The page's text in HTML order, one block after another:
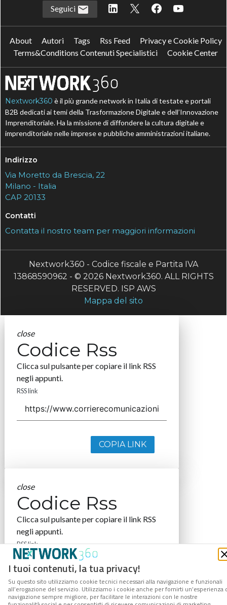
I tuoi contenuti, la tua privacy!
Su questo sito utilizziamo cookie tecnici necessari alla navigazione e funzionali
all’erogazione del servizio. Utilizziamo i cookie anche per fornirti un’esperienza
navigazione sempre migliore, per facilitare le interazioni con le nostre
Seguici
About Autori Tags Rss Feed
Privacy e Cookie Policy
Terms&Conditions Contenuti Specialistici
Cookie Center
Nextwork360 è il più grande network in Italia di testate e portali
B2B dedicati ai temi della Trasformazione Digitale e dell’Innovazione
Imprenditoriale. Ha la missione di diffondere la cultura digitale e
imprenditoriale nelle imprese e pubbliche amministrazioni italiane.
Indirizzo
Via Moretto da Brescia, 22
Milano - Italia
CAP 20133
Contatti
Contatta il nostro team per maggiori informazioni
Nextwork360 - Codice fiscale e Partita IVA
13868590962 - © 2026 Nextwork360. ALL RIGHTS
RESERVED. ISP AWS
Mappa del sito
close
Codice Rss
Clicca sul pulsante per copiare il link RSS
negli appunti.
RSS link
COPIA LINK
close
Codice Rss
Clicca sul pulsante per copiare il link RSS
negli appunti.
RSS link
COPIA LINK